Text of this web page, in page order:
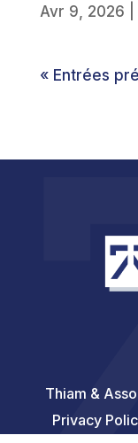
Avr 9, 2026
« Entrées
Thiam &
Privacy